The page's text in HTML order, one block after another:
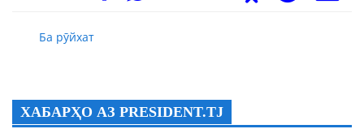
Ба рӯйхат
ХАБАРҲО АЗ PRESIDENT.TJ